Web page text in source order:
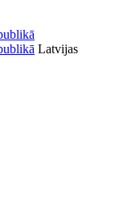
Latvijas